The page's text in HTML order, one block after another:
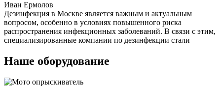
Иван Ермолов
Дезинфекция в Москве является важным и актуальным
вопросом, особенно в условиях повышенного риска
распространения инфекционных заболеваний. В связи с этим,
специализированные компании по дезинфекции стали
Наше оборудование